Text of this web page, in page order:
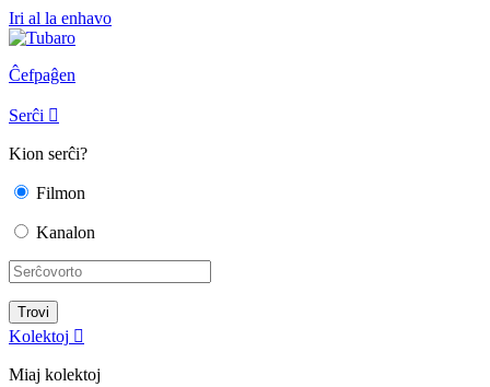
Iri al la enhavo
Ĉefpaĝen
Serĉi 
Kion serĉi?
Filmon
Kanalon
Kolektoj 
Miaj kolektoj